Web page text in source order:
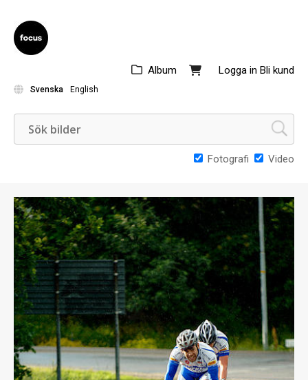
Logga in Bli kund
Album
Svenska English
Fotografi Video